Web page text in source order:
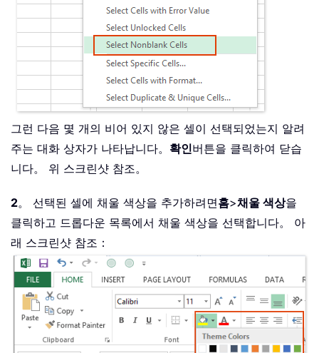
그런 다음 몇 개의 비어 있지 않은 셀이 선택되었는지 알려
주는 대화 상자가 나타납니다。 확인버튼을 클릭하여 닫습
니다。 위 스크린샷 참조。
2。 선택된 셀에 채울 색상을 추가하려면홈>채울 색상을
클릭하고 드롭다운 목록에서 채울 색상을 선택합니다。 아
래 스크린샷 참조：